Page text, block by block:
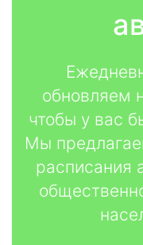
обновляем
чтобы у вас
Мы
расписания